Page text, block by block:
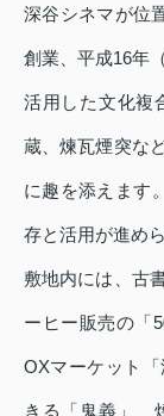
深谷シネマが位
創業、平成16年
活用した文化複
蔵、煉瓦煙突な
に趣を添えます
存と活用が進め
敷地内には、古
ーヒー販売の「
OXマーケット
きる「鬼義」、